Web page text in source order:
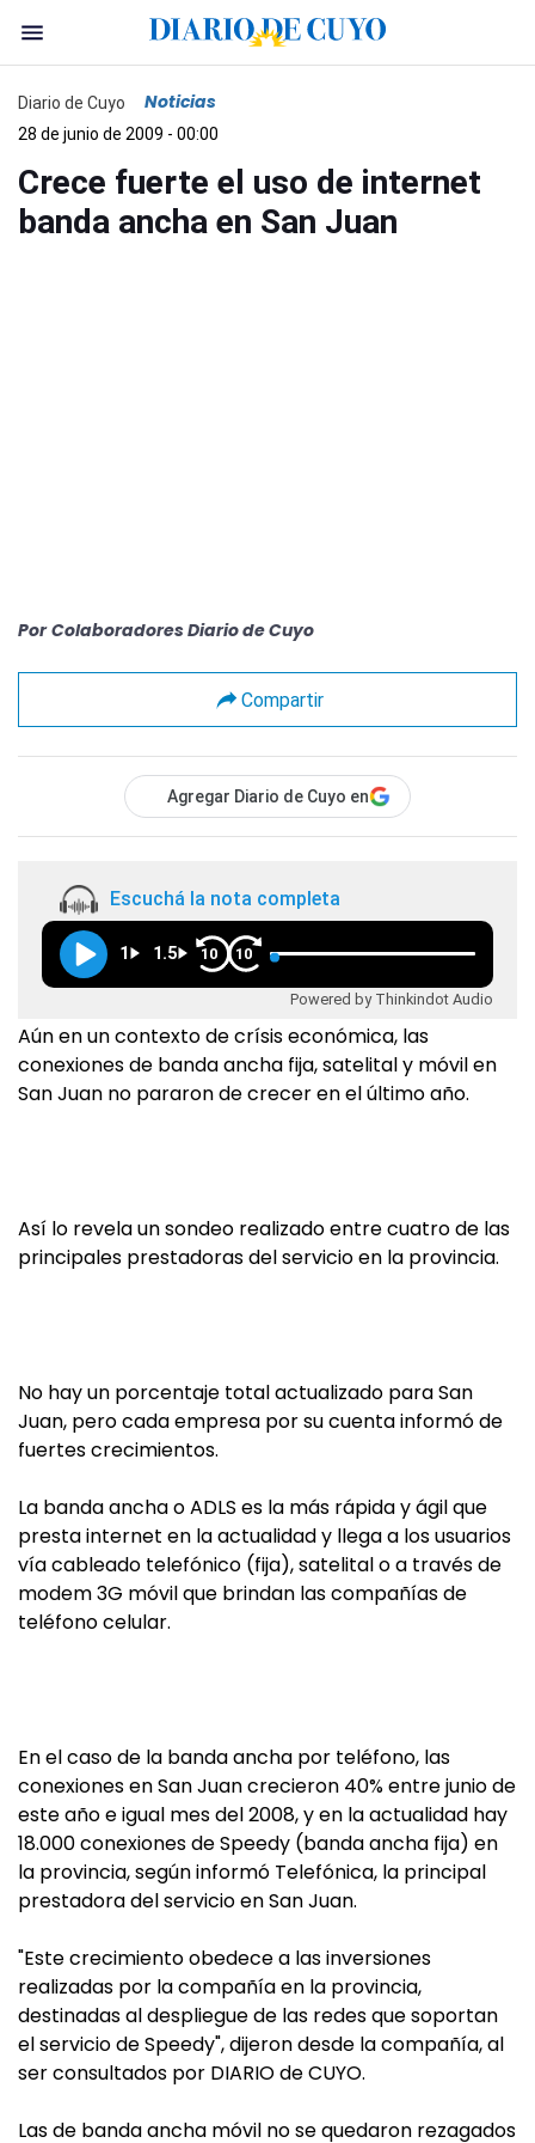
Diario de Cuyo Noticias
28 de junio de 2009 - 00:00
Crece fuerte el uso de internet
banda ancha en San Juan
Por Colaboradores Diario de Cuyo
Compartir
Agregar Diario de Cuyo en
Escuchá la nota completa
1 1.5 10 10
Powered by Thinkindot Audio
Aún en un contexto de crísis económica, las
conexiones de banda ancha fija, satelital y móvil en
San Juan no pararon de crecer en el último año.
Así lo revela un sondeo realizado entre cuatro de las
principales prestadoras del servicio en la provincia.
No hay un porcentaje total actualizado para San
Juan, pero cada empresa por su cuenta informó de
fuertes crecimientos.
La banda ancha o ADLS es la más rápida y ágil que
presta internet en la actualidad y llega a los usuarios
vía cableado telefónico (fija), satelital o a través de
modem 3G móvil que brindan las compañías de
teléfono celular.
En el caso de la banda ancha por teléfono, las
conexiones en San Juan crecieron 40% entre junio de
este año e igual mes del 2008, y en la actualidad hay
18.000 conexiones de Speedy (banda ancha fija) en
la provincia, según informó Telefónica, la principal
prestadora del servicio en San Juan.
"Este crecimiento obedece a las inversiones
realizadas por la compañía en la provincia,
destinadas al despliegue de las redes que soportan
el servicio de Speedy", dijeron desde la compañía, al
ser consultados por DIARIO de CUYO.
Las de banda ancha móvil no se quedaron rezagados